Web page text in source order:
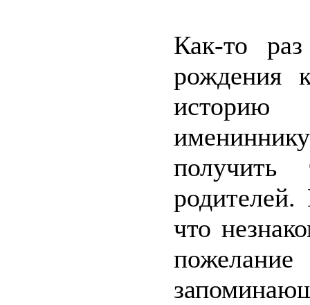
Как-то
рождения
родителей.
что